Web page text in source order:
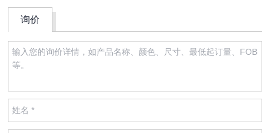
询价